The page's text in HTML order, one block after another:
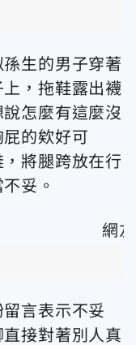
生的男子穿著
，拖鞋露出襪
怎麼有這麼沒
的欸好可
將腿跨放在行
妥。
言表示不妥
直接對著別人真